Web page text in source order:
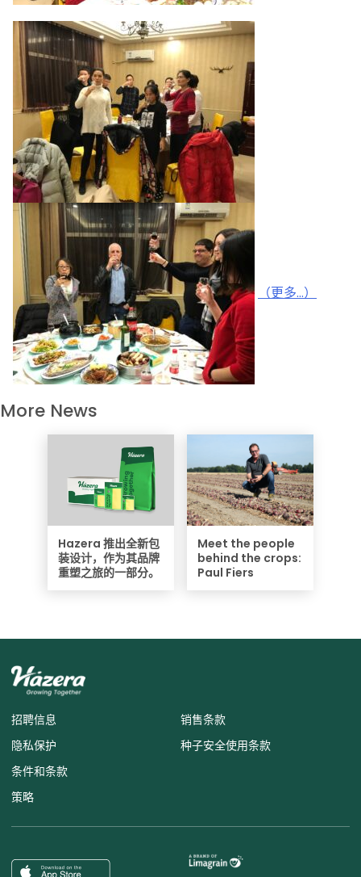
（更多…）
More News
Hazera 推出全新包
装设计，作为其品牌
重塑之旅的一部分。
Meet the people
behind the crops:
Paul Fiers
招聘信息
隐私保护
条件和条款
策略
销售条款
种子安全使用条款